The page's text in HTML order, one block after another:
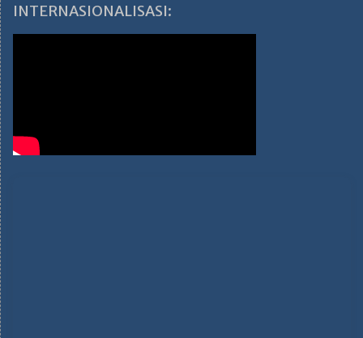
INTERNASIONALISASI: